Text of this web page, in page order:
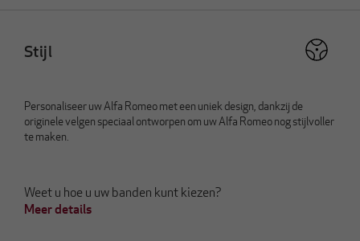
Stijl
Personaliseer uw Alfa Romeo met een uniek design, dankzij de
originele velgen speciaal ontworpen om uw Alfa Romeo nog stijlvoller
te maken.
Weet u hoe u uw banden kunt kiezen?
Meer details